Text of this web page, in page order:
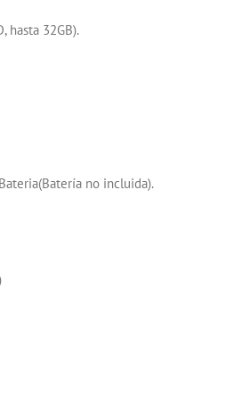
hasta 32GB).
no incluida).